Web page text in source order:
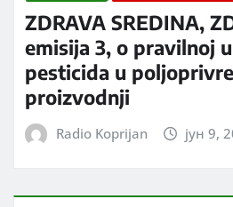
ZDRAVA SREDINA,
emisija 3, o pravilnoj
pesticida u
proizvodnji
Radio Koprijan јун 9,